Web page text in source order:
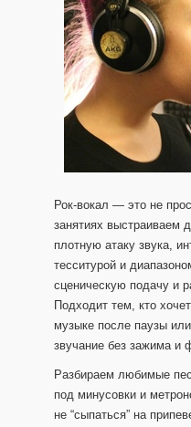
Рок-вокал — это не
занятиях выстраиваем
плотную атаку звука,
тесситурой и
сценическую подачу и
Подходит тем, кто
музыке после паузы
звучание без зажима и
Разбираем любимые
под минусовки и
не “сыпаться” на